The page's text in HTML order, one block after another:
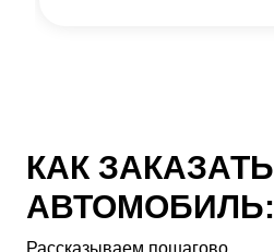
КАК ЗАКАЗАТЬ
АВТОМОБИЛЬ:
Рассказываем пошагово